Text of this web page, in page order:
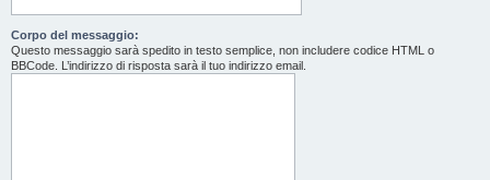
Corpo del messaggio:
Questo messaggio sarà spedito in testo semplice, non includere codice HTML o
BBCode. L’indirizzo di risposta sarà il tuo indirizzo email.